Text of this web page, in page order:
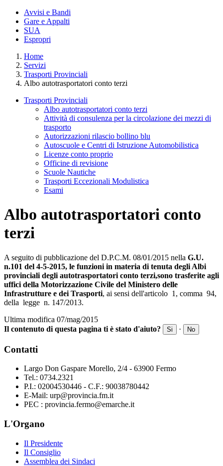
Avvisi e Bandi
Gare e Appalti
SUA
Espropri
Home
Servizi
Trasporti Provinciali
Albo autotrasportatori conto terzi
Trasporti Provinciali
Albo autotrasportatori conto terzi
Attività di consulenza per la circolazione dei mezzi di
trasporto
Autorizzazioni rilascio bollino blu
Autoscuole e Centri di Istruzione Automobilistica
Licenze conto proprio
Officine di revisione
Scuole Nautiche
Trasporti Eccezionali Modulistica
Esami
Albo autotrasportatori conto
terzi
A seguito di pubblicazione del D.P.C.M. 08/01/2015 nella G.U.
n.101 del 4-5-2015, le funzioni in materia di tenuta degli Albi
provinciali degli autotrasportatori conto terzi,sono trasferite agli
uffici della Motorizzazione Civile del Ministero delle
Infrastrutture e dei Trasporti, ai sensi dell'articolo 1, comma 94,
della legge n. 147/2013.
Ultima modifica 07/mag/2015
Il contenuto di questa pagina ti è stato d'aiuto?
Si · No
Contatti
Largo Don Gaspare Morello, 2/4 - 63900 Fermo
Tel.: 0734.2321
P.I.: 02004530446 - C.F.: 90038780442
E-Mail: urp@provincia.fm.it
PEC : provincia.fermo@emarche.it
L'Organo
Il Presidente
Il Consiglio
Assemblea dei Sindaci